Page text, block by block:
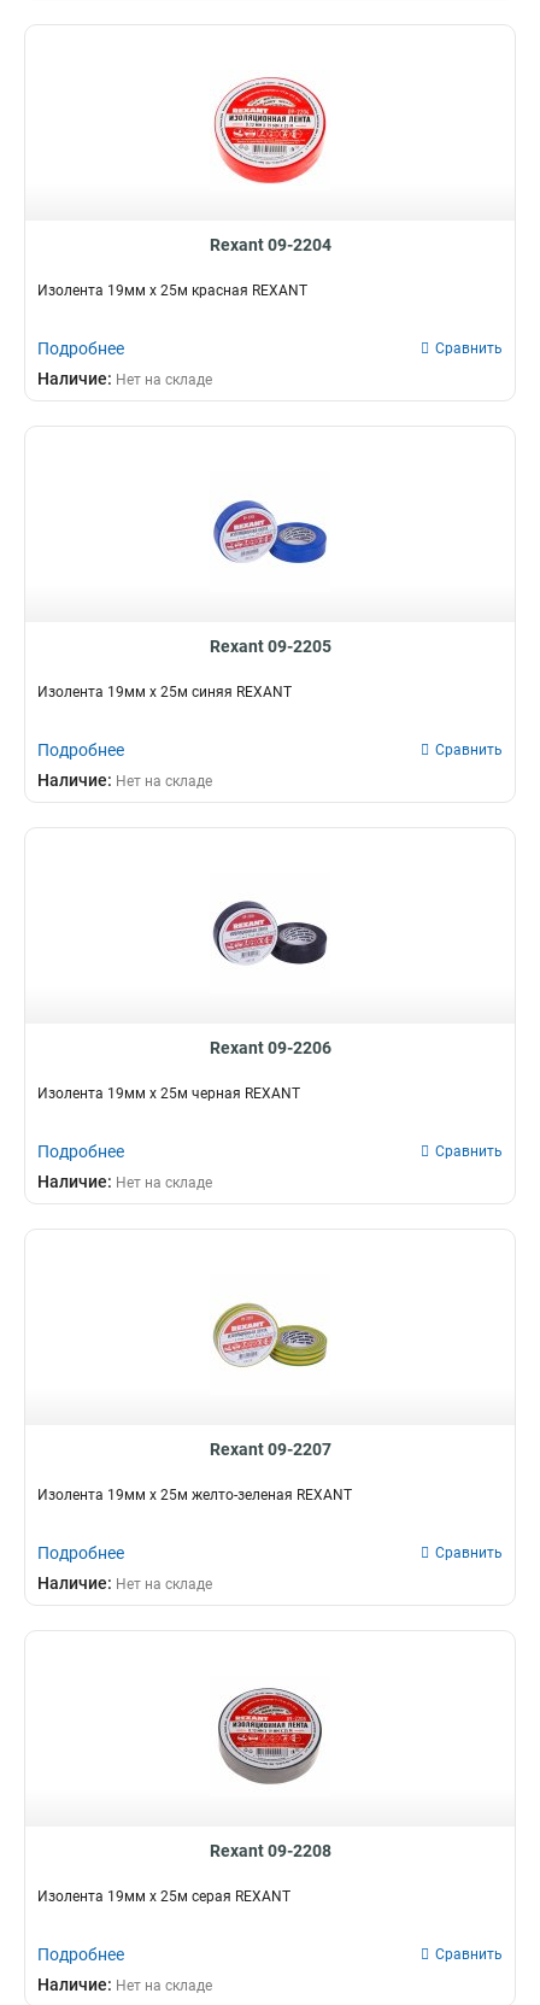
Rexant 09-2204
Изолента 19мм х 25м красная REXANT
Подробнее Сравнить
Наличие: Нет на складе
Rexant 09-2205
Изолента 19мм х 25м синяя REXANT
Подробнее Сравнить
Наличие: Нет на складе
Rexant 09-2206
Изолента 19мм х 25м черная REXANT
Подробнее Сравнить
Наличие: Нет на складе
Rexant 09-2207
Изолента 19мм х 25м желто-зеленая REXANT
Подробнее Сравнить
Наличие: Нет на складе
Rexant 09-2208
Изолента 19мм х 25м серая REXANT
Подробнее Сравнить
Наличие: Нет на складе